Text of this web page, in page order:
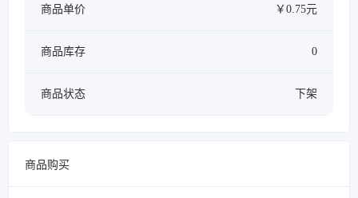
商品单价 ￥0.75元
商品库存 0
商品状态 下架
商品购买